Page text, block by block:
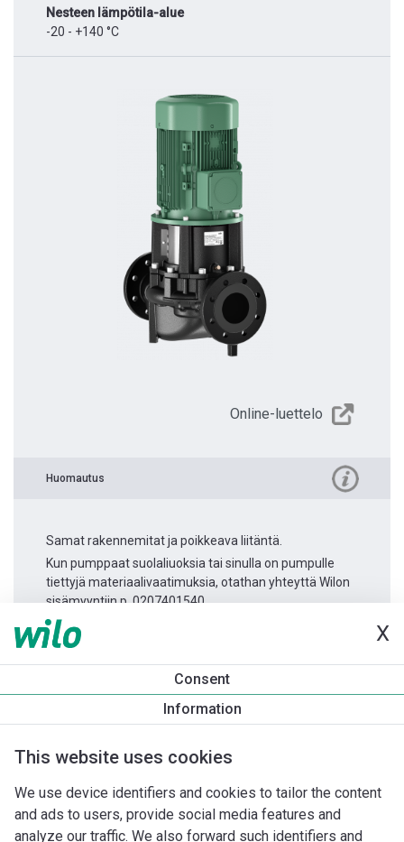
X
Consent
Information
This website uses cookies
We use device identifiers and cookies to tailor the content
and ads to users, provide social media features and
analyze our traffic. We also forward such identifiers and
Nesteen lämpötila-alue
-20 - +140 °C
Online-luettelo
Huomautus
Samat rakennemitat ja poikkeava liitäntä.
Kun pumppaat suolaliuoksia tai sinulla on pumpulle
tiettyjä materiaalivaatimuksia, otathan yhteyttä Wilon
sisämyyntiin p. 0207401540.
Tuotetietoa
Atmos GIGA-I 50/85-1,5/2